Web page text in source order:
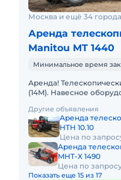
Москва и ещё 34 города
Аренда
Manitou MT 1440
Минимальное время
Аренда!
(14M). Навесное
Высота подъема
Другие объявления
Аренда
HTH 10.10
Цена по
Аренда
MHT-X 1490
Цена по
Показать еще 15 из 17